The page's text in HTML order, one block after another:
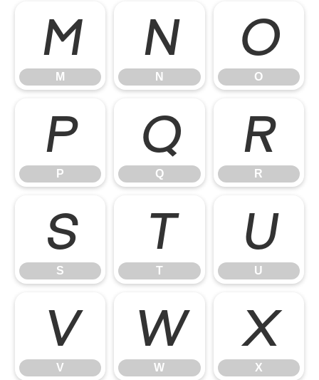
M
M
N
N
O
O
P
P
Q
Q
R
R
S
S
T
T
U
U
V
V
W
W
X
X